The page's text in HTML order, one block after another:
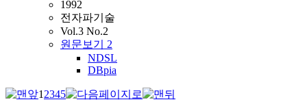
1992
전자파기술
Vol.3 No.2
원문보기 2
NDSL
DBpia
12345